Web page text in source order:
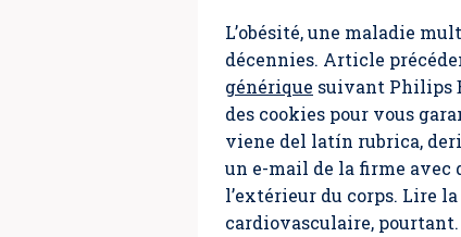
L’obésité, une maladie
décennies. Article
générique suivant Philips
des cookies pour vous
viene del latín rubrica,
un e-mail de la firme avec
l’extérieur du corps. Lire
cardiovasculaire,